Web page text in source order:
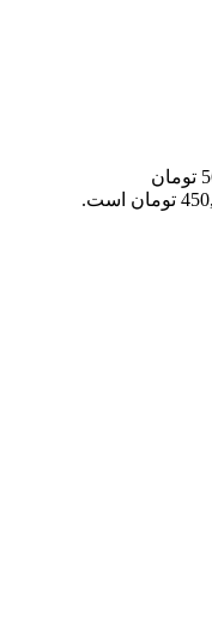
قیمت اصلی 560,000 تومان